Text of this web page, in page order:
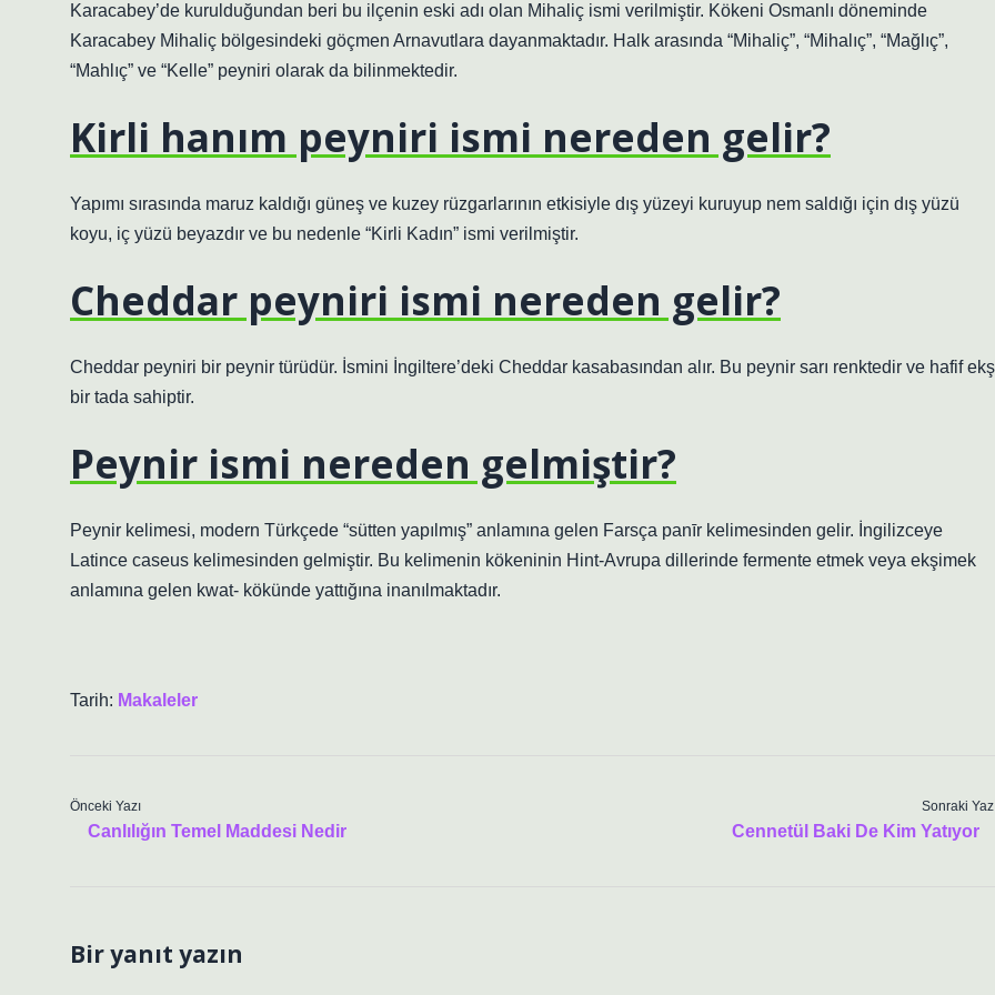
Karacabey’de kurulduğundan beri bu ilçenin eski adı olan Mihaliç ismi verilmiştir. Kökeni Osmanlı döneminde
Karacabey Mihaliç bölgesindeki göçmen Arnavutlara dayanmaktadır. Halk arasında “Mihaliç”, “Mihalıç”, “Mağlıç”,
“Mahlıç” ve “Kelle” peyniri olarak da bilinmektedir.
Kirli hanım peyniri ismi nereden gelir?
Yapımı sırasında maruz kaldığı güneş ve kuzey rüzgarlarının etkisiyle dış yüzeyi kuruyup nem saldığı için dış yüzü
koyu, iç yüzü beyazdır ve bu nedenle “Kirli Kadın” ismi verilmiştir.
Cheddar peyniri ismi nereden gelir?
Cheddar peyniri bir peynir türüdür. İsmini İngiltere’deki Cheddar kasabasından alır. Bu peynir sarı renktedir ve hafif
bir tada sahiptir.
Peynir ismi nereden gelmiştir?
Peynir kelimesi, modern Türkçede “sütten yapılmış” anlamına gelen Farsça panīr kelimesinden gelir. İngilizceye
Latince caseus kelimesinden gelmiştir. Bu kelimenin kökeninin Hint-Avrupa dillerinde fermente etmek veya ekşimek
anlamına gelen kwat- kökünde yattığına inanılmaktadır.
Tarih: Makaleler
Önceki Yazı
Canlılığın Temel Maddesi Nedir
Sonraki
Cennetül Baki De Kim Yatıyor
Bir yanıt yazın